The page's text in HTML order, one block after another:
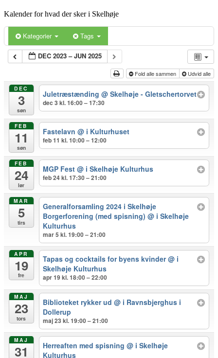
Kalender for hvad der sker i Skelhøje
Kategorier Tags
DEC 2023 – JUN 2025
Fold alle sammen Udvid alle
DEC
3
søn
Juletræstænding@ Skelhøje - Gletschertorvet
dec 3 kl. 16:00 – 17:30
FEB
11
søn
Fastelavn@ i Kulturhuset
feb 11 kl. 10:00 – 12:00
FEB
24
lør
MGP Fest@ i Skelhøje Kulturhus
feb 24 kl. 17:30 – 21:00
MAR
5
tirs
Generalforsamling 2024 i Skelhøje
Borgerforening (med spisning)@ i Skelhøje
Kulturhus
mar 5 kl. 19:00 – 21:00
APR
19
fre
Tapas og cocktails for byens kvinder@ i
Skelhøje Kulturhus
apr 19 kl. 18:00 – 22:00
MAJ
23
tors
Biblioteket rykker ud@ i Ravnsbjerghus i
Dollerup
maj 23 kl. 19:00 – 21:00
MAJ
31 Herreaften med spisning@ i Skelhøje
Kulturhus